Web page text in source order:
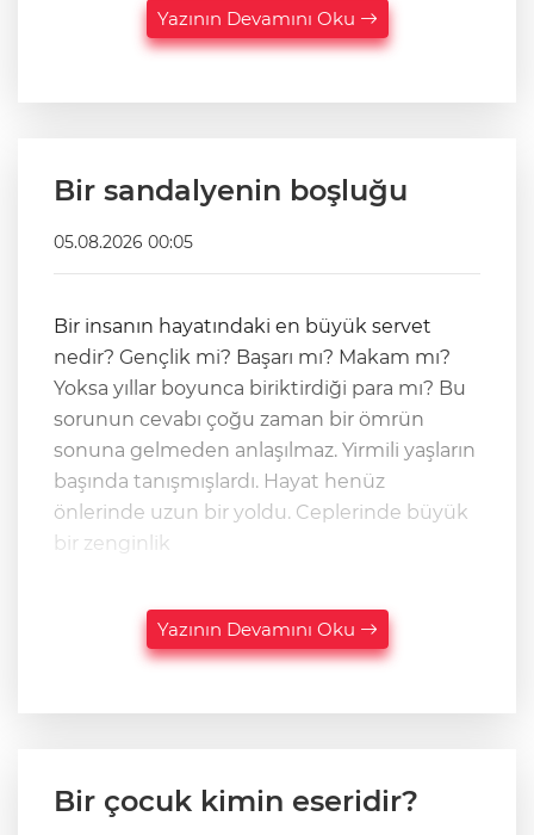
Yazının Devamını Oku
Bir sandalyenin boşluğu
05.08.2026 00:05
Bir insanın hayatındaki en büyük servet
nedir? Gençlik mi? Başarı mı? Makam mı?
Yoksa yıllar boyunca biriktirdiği para mı? Bu
sorunun cevabı çoğu zaman bir ömrün
sonuna gelmeden anlaşılmaz. Yirmili yaşların
başında tanışmışlardı. Hayat henüz
önlerinde uzun bir yoldu. Ceplerinde büyük
bir zenginlik
Yazının Devamını Oku
Bir çocuk kimin eseridir?